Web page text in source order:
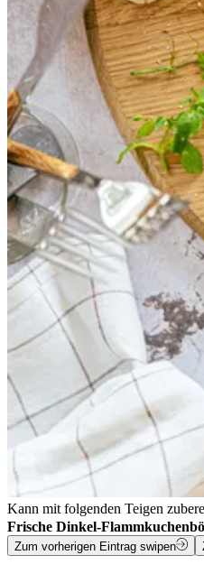
Kann mit folgenden Teigen
Frische Dinkel-
Zum vorherigen Eintrag swipen